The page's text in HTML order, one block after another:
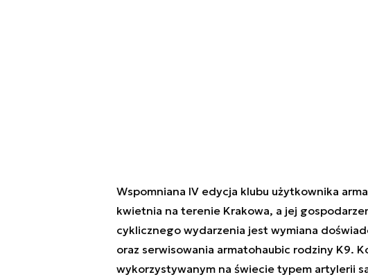
Wspomniana IV edycja klubu użytkownika
kwietnia na terenie Krakowa, a jej
cyklicznego wydarzenia jest wymiana
oraz serwisowania armatohaubic rodziny K9.
wykorzystywanym na świecie typem artylerii